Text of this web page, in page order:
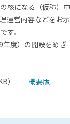
核になる（仮称）中
運営内容などをお示
す。
度）の開設をめざ
） 概要版